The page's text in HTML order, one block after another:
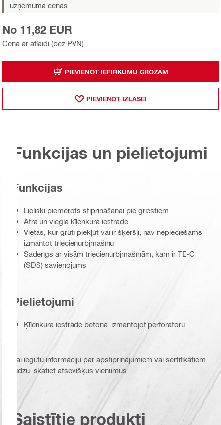
uzņēmuma cenas.
Cena ar atlaidi (bez PVN)
No 11,82 EUR
PIEVIENOT IEPIRKUMU GROZAM
PIEVIENOT IZLASEI
Funkcijas un pielietojumi
Funkcijas
Lieliski piemērots stiprināšanai pie griestiem
Ātra un viegla ķīļenkura iestrāde
Vietās, kur grūti piekļūt vai ir šķēršļi, nav nepieciešams
izmantot triecienurbjmašīnu
Saderīgs ar visām triecienurbjmašīnām, kam ir TE-C
(SDS) savienojums
Pielietojumi
Ķīļenkura iestrāde betonā, izmantojot perforatoru
Lai iegūtu informāciju par apstiprinājumiem vai sertifikātiem,
lūdzu, skatiet atsevišķus vienumus.
Saistītie produkti